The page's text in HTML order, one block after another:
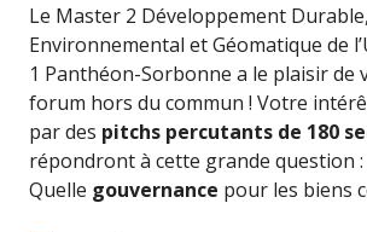
Le Master 2 Développement
Environnemental et Géomatique de
1 Panthéon-Sorbonne a le plaisir de
forum hors du commun ! Votre
par des pitchs percutants de 180
répondront à cette grande question :
Quelle gouvernance pour les biens